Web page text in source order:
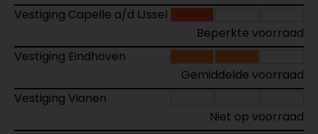
Vestiging Capelle a/d IJssel
Beperkte voorraad
Vestiging Eindhoven
Gemiddelde voorraad
Vestiging Vianen
Niet op voorraad